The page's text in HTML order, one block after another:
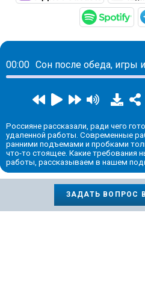
00:00
Россияне рассказали, ради чего
удаленной работы. Современные
ранними подъемами и пробками
что-то стоящее. Какие требования
работы, рассказываем в нашем
ЗАДАТЬ ВОПРОС